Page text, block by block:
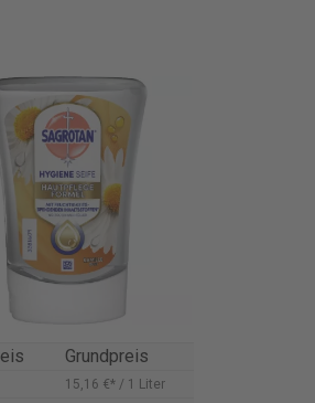
Grundpreis
15,16 €* / 1 Liter